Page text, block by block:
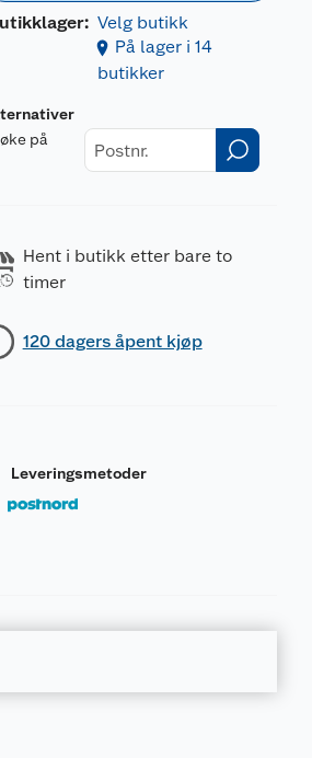
Velg butikk
På lager i 14
butikker
på
Hent i butikk etter bare to
timer
120 dagers åpent kjøp
Leveringsmetoder